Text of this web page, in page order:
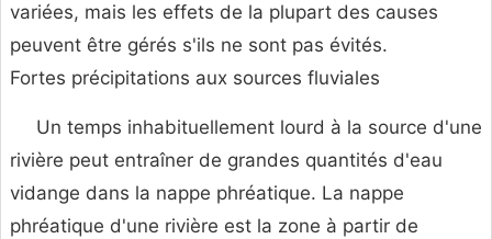
variées, mais les effets de la plupart des causes
peuvent être gérés s'ils ne sont pas évités.
Fortes précipitations aux sources fluviales
Un temps inhabituellement lourd à la source d'une
rivière peut entraîner de grandes quantités d'eau
vidange dans la nappe phréatique. La nappe
phréatique d'une rivière est la zone à partir de